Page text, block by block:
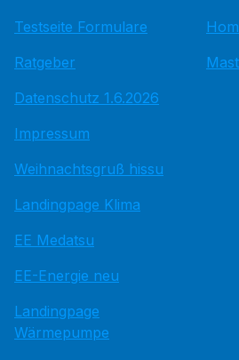
Testseite Formulare
Ratgeber
Datenschutz 1.6.2026
Impressum
Weihnachtsgruß hissu
Landingpage Klima
EE Medatsu
EE-Energie neu
Landingpage
Wärmepumpe